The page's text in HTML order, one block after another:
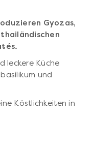
Gyozas,
leckere Küche
und
Köstlichkeiten in